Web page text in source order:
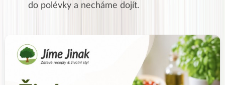
do polévky a necháme dojít.